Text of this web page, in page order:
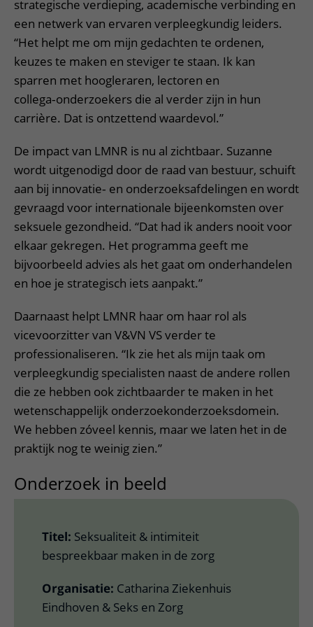
strategische verdieping, academische verbinding en
een netwerk van ervaren verpleegkundig leiders.
“Het helpt me om mijn gedachten te ordenen,
keuzes te maken en steviger te staan. Ik kan
sparren met hoogleraren, lectoren en
collega‑onderzoekers die al verder zijn in hun
carrière. Dat is ontzettend waardevol.”
De impact van LMNR is nu al zichtbaar. Suzanne
wordt uitgenodigd door de raad van bestuur, schuift
aan bij innovatie‑ en onderzoeksafdelingen en wordt
gevraagd voor internationale bijeenkomsten over
seksuele gezondheid. “Dat had ik anders nooit voor
elkaar gekregen. Het programma geeft me
bijvoorbeeld advies als het gaat om onderhandelen
en hoe je strategisch iets aanpakt.”
Daarnaast helpt LMNR haar om haar rol als
vicevoorzitter van V&VN VS verder te
professionaliseren. “Ik zie het als mijn taak om
verpleegkundig specialisten naast de andere rollen
die ze hebben ook zichtbaarder te maken in het
wetenschappelijk onderzoekonderzoeksdomein.
We hebben zóveel kennis, maar we laten het in de
praktijk nog te weinig zien.”
Onderzoek in beeld
Titel: Seksualiteit & intimiteit
bespreekbaar maken in de zorg
Organisatie: Catharina Ziekenhuis
Eindhoven & Seks en Zorg